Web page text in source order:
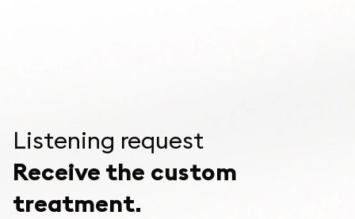
Listening request
Receive the custom
treatment.